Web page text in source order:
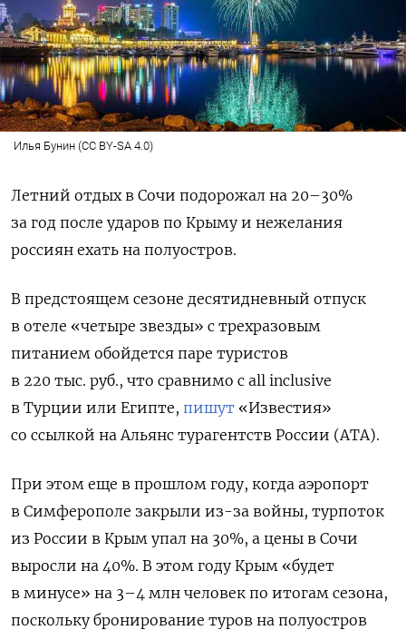
Илья Бунин (CC BY-SA 4.0)
Летний отдых в Сочи подорожал на 20–30%
за год после ударов по Крыму и нежелания
россиян ехать на полуостров.
В предстоящем сезоне десятидневный отпуск
в отеле «четыре звезды» с трехразовым
питанием обойдется паре туристов
в 220 тыс. руб., что сравнимо с all inclusive
в Турции или Египте, пишут «Известия»
со ссылкой на Альянс турагентств России (АТА).
При этом еще в прошлом году, когда аэропорт
в Симферополе закрыли из-за войны, турпоток
из России в Крым упал на 30%, а цены в Сочи
выросли на 40%. В этом году Крым «будет
в минусе» на 3–4 млн человек по итогам сезона,
поскольку бронирование туров на полуостров